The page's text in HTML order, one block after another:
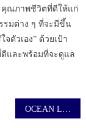
คุณภาพชีวิตที่ดีให้แก่
รมต่าง ๆ ที่จะมีขึ้น
ตัวเอง” ด้วยเป้า
และพร้อมที่จะดูแล